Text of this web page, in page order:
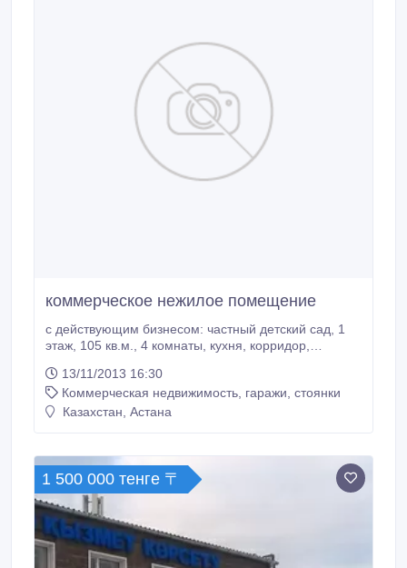
коммерческое нежилое помещение
с действующим бизнесом: частный детский сад, 1
этаж, 105 кв.м., 4 комнаты, кухня, корридор,
счетчики, теплые полы, 3 телефонных номера,
кабельное, интернет, кондиционер, два входа,
территория ограждена на 70 кв.м., рядом сквер,
13/11/2013 16:30
Коммерческая недвижимость, гаражи, стоянки
Казахстан, Астана
1 500 000 тенге 〒